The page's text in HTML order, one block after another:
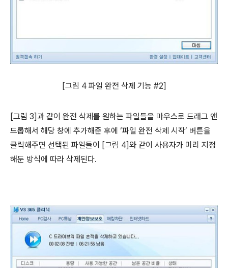
[그림 4 파일 완전 삭제 기능 #2]
[그림 3]과 같이 완전 삭제를 원하는 파일들을 마우스로 드래그 앤
드롭해서 해당 창에 추가해준 후에 ‘파일 완전 삭제 시작’ 버튼을
클릭해주면 선택된 파일들이 [그림 4]와 같이 사용자가 미리 지정
해둔 방식에 따라 삭제된다.